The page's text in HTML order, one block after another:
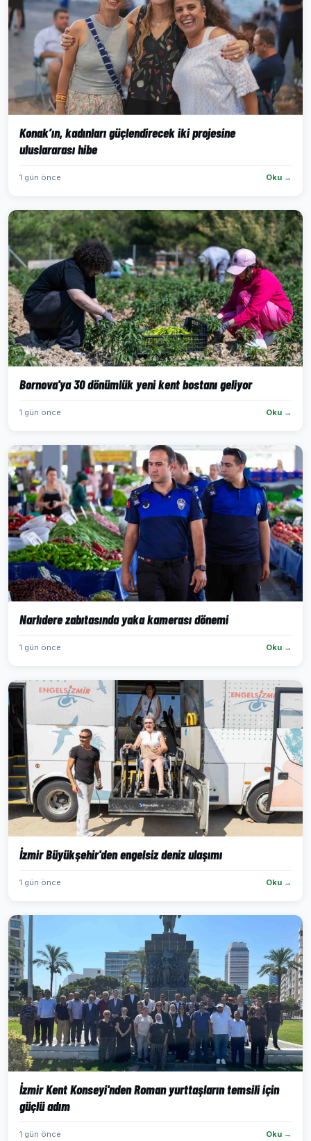
Konak’ın, kadınları güçlendirecek iki projesine
uluslararası hibe
1 gün önce Oku →
Bornova'ya 30 dönümlük yeni kent bostanı geliyor
1 gün önce Oku →
Narlıdere zabıtasında yaka kamerası dönemi
1 gün önce Oku →
İzmir Büyükşehir'den engelsiz deniz ulaşımı
1 gün önce Oku →
İzmir Kent Konseyi'nden Roman yurttaşların temsili için
güçlü adım
1 gün önce Oku →